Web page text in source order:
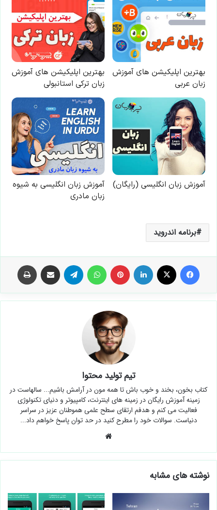
برنامه اندروید
فیس بوک لینکدین ‫پین‌ترست تلگرام اشتراک گذاری از طریق ایمیل
تیم تولید محتوا
کتاب بخون، بخند و خوب باش تا همه مون در آرامش باشیم... سالهاست در
زمینه آموزش رایگان در زمینه های اینترنت، کامپیوتر و دنیای تکنولوژی
فعالیت می کنم و هدفم ارتقای سطح علمی هموطنان عزیز در سراسر
دنیاست. سوالات خود را مطرح کنید در حد توان پاسخ خواهم داد...
نوشته های مشابه